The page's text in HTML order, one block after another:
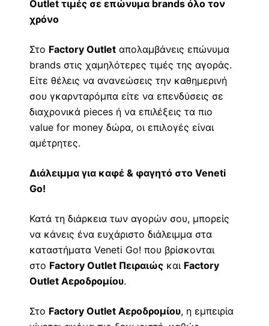
Outlet τιμές σε επώνυμα brands όλο τον
χρόνο
Στο Factory Outlet απολαμβάνεις επώνυμα
brands στις χαμηλότερες τιμές της αγοράς.
Είτε θέλεις να ανανεώσεις την καθημερινή
σου γκαρνταρόμπα είτε να επενδύσεις σε
διαχρονικά pieces ή να επιλέξεις τα πιο
value for money δώρα, οι επιλογές είναι
αμέτρητες.
Διάλειμμα για καφέ & φαγητό στο Veneti
Go!
Κατά τη διάρκεια των αγορών σου, μπορείς
να κάνεις ένα ευχάριστο διάλειμμα στα
καταστήματα Veneti Go! που βρίσκονται
στο Factory Outlet Πειραιώς και Factory
Outlet Αεροδρομίου.
Στο Factory Outlet Αεροδρομίου, η εμπειρία